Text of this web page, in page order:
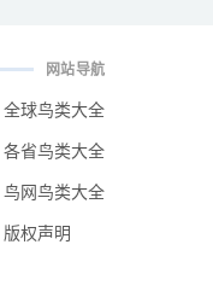
网站导航
全球鸟类大全
各省鸟类大全
鸟网鸟类大全
版权声明